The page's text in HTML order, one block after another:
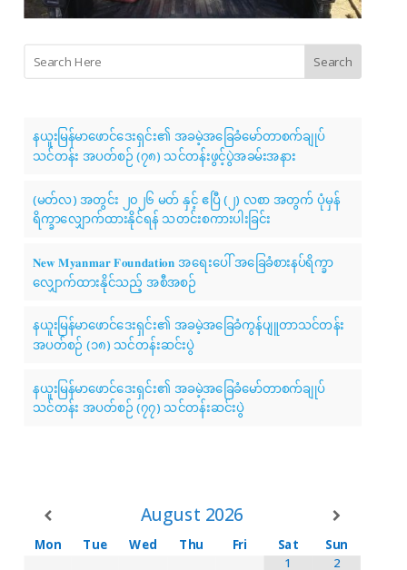
Search
နယူးမြန်မာဖောင်ဒေးရှင်း၏ အခမဲ့အခြေခံမော်တာစက်ချုပ်
သင်တန်း အပတ်စဉ် (၇၈) သင်တန်းဖွင့်ပွဲအခမ်းအနား
(မတ်လ) အတွင်း ၂၀၂၆ မတ် နှင့် ဧပြီ (၂) လစာ အတွက် ပုံမှန်
ရိက္ခာလျှောက်ထားနိုင်ရန် သတင်းစကားပါးခြင်း
𝐍𝐞𝐰 𝐌𝐲𝐚𝐧𝐦𝐚𝐫 𝐅𝐨𝐮𝐧𝐝𝐚𝐭𝐢𝐨𝐧 အရေးပေါ် အခြေခံစားနပ်ရိက္ခာ
လျှောက်ထားနိုင်သည့် အစီအစဉ်
နယူးမြန်မာဖောင်ဒေးရှင်း၏ အခမဲ့အခြေခံကွန်ပျူတာသင်တန်း
အပတ်စဉ် (၁၈) သင်တန်းဆင်းပွဲ
နယူးမြန်မာဖောင်ဒေးရှင်း၏ အခမဲ့အခြေခံမော်တာစက်ချုပ်
သင်တန်း အပတ်စဉ် (၇၇) သင်တန်းဆင်းပွဲ
August 2026
Mon Tue Wed Thu Fri Sat Sun
1 2